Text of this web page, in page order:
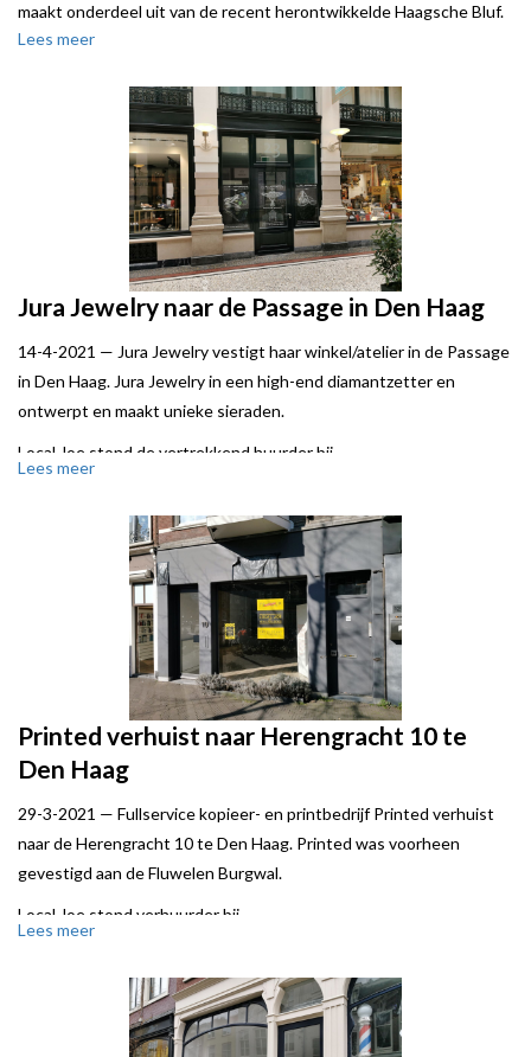
maakt onderdeel uit van de recent herontwikkelde Haagsche Bluf.
Local Joe behartigde de belangen van verhuurder Deka Immobilien.
Univast Retail is de vaste adviseur van My Jewellery en is als
zodanig nog op zoek naar nieuwe winkellocaties in de grotere
Bijgaande foto betreft het interieur van de recent geopende
winkel in Nijmegen.
Lees meer
Jura Jewelry naar de Passage in Den Haag
14-4-2021 — Jura Jewelry vestigt haar winkel/atelier in de Passage
in Den Haag. Jura Jewelry in een high-end diamantzetter en
ontwerpt en maakt unieke sieraden.
Local Joe stond de vertrekkend huurder bij.
Lees meer
Printed verhuist naar Herengracht 10 te
Den Haag
29-3-2021 — Fullservice kopieer- en printbedrijf Printed verhuist
naar de Herengracht 10 te Den Haag. Printed was voorheen
gevestigd aan de Fluwelen Burgwal.
Local Joe stond verhuurder bij.
Lees meer